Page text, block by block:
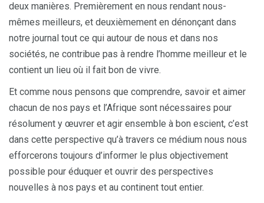
deux manières. Premièrement en nous rendant nous-
mêmes meilleurs, et deuxièmement en dénonçant dans
notre journal tout ce qui autour de nous et dans nos
sociétés, ne contribue pas à rendre l’homme meilleur et le
contient un lieu où il fait bon de vivre.
Et comme nous pensons que comprendre, savoir et aimer
chacun de nos pays et l’Afrique sont nécessaires pour
résolument y œuvrer et agir ensemble à bon escient, c’est
dans cette perspective qu’à travers ce médium nous nous
efforcerons toujours d’informer le plus objectivement
possible pour éduquer et ouvrir des perspectives
nouvelles à nos pays et au continent tout entier.